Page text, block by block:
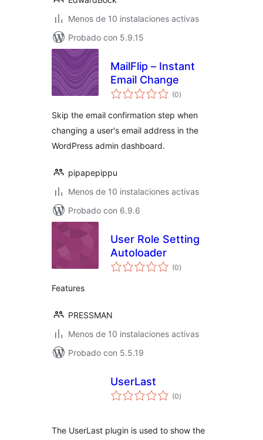
Menos de 10 instalaciones activas
Probado con 5.9.15
MailFlip – Instant
Email Change
(0total
de
)
Skip the email confirmation step when
changing a user's email address in the
WordPress admin dashboard.
pipapepippu
Menos de 10 instalaciones activas
Probado con 6.9.6
User Role Setting
Autoloader
(0total
de
)
Features
PRESSMAN
Menos de 10 instalaciones activas
Probado con 5.5.19
UserLast
(0total
de
)
The UserLast plugin is used to show the